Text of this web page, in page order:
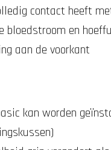
contact heeft
bloedstroom en
aan de voorkant
kan worden